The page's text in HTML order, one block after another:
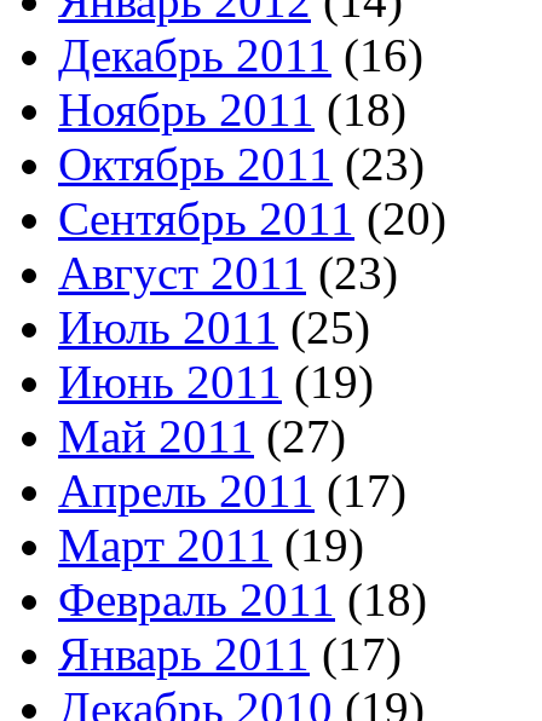
Декабрь 2011 (16)
Ноябрь 2011 (18)
Октябрь 2011 (23)
Сентябрь 2011 (20)
Август 2011 (23)
Июль 2011 (25)
Июнь 2011 (19)
Май 2011 (27)
Апрель 2011 (17)
Март 2011 (19)
Февраль 2011 (18)
Январь 2011 (17)
Декабрь 2010 (19)